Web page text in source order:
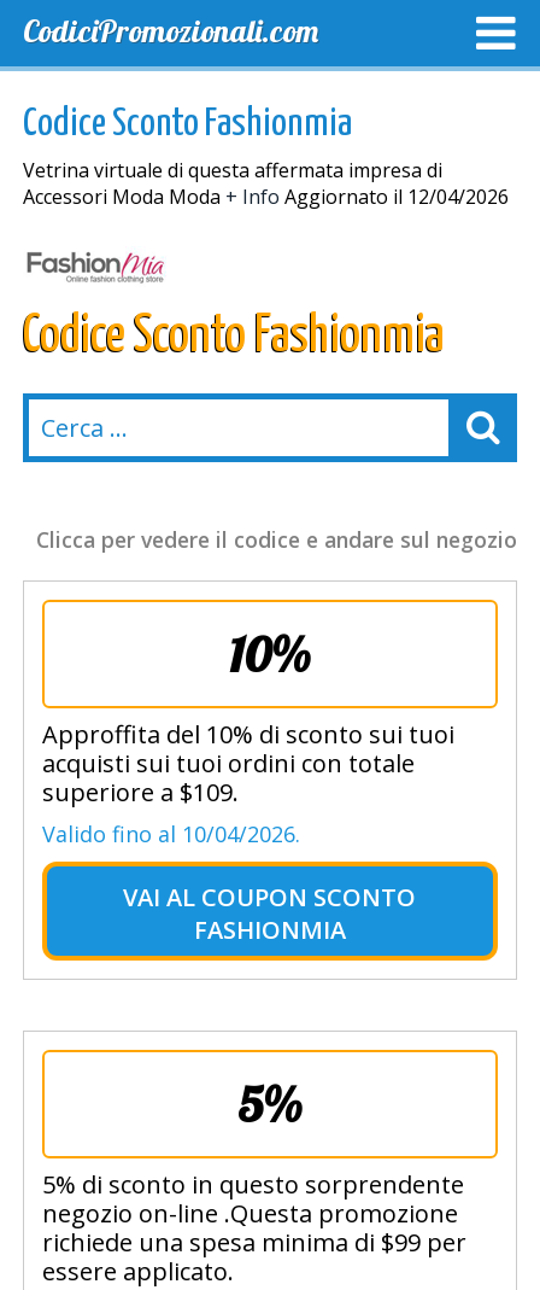
CodiciPromozionali.com
Codice Sconto Fashionmia
Vetrina virtuale di questa affermata impresa di
Accessori Moda Moda + Info Aggiornato il 12/04/2026
Codice Sconto Fashionmia
Clicca per vedere il codice e andare sul negozio
10%
Approffita del 10% di sconto sui tuoi
acquisti sui tuoi ordini con totale
superiore a $109.
Valido fino al 10/04/2026.
VAI AL COUPON SCONTO
FASHIONMIA
5%
5% di sconto in questo sorprendente
negozio on-line .Questa promozione
richiede una spesa minima di $99 per
essere applicato.